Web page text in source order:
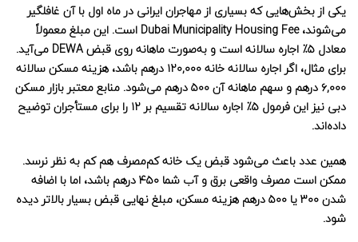
یکی از بخش‌هایی که بسیاری از مهاجران ایرانی در ماه اول با آن غافلگیر
می‌شوند، Dubai Municipality Housing Fee است. این مبلغ معمولاً
معادل ۵٪ اجاره سالانه است و به‌صورت ماهانه روی قبض DEWA می‌آید.
برای مثال، اگر اجاره سالانه خانه ۱۲۰,۰۰۰ درهم باشد، هزینه مسکن سالانه
۶,۰۰۰ درهم و سهم ماهانه آن ۵۰۰ درهم می‌شود. منابع معتبر بازار مسکن
دبی نیز این فرمول ۵٪ اجاره سالانه تقسیم بر ۱۲ را برای مستأجران توضیح
داده‌اند.
همین عدد باعث می‌شود قبض یک خانه کم‌مصرف هم کم به نظر نرسد.
ممکن است مصرف واقعی برق و آب شما ۴۵۰ درهم باشد، اما با اضافه
شدن ۳۰۰ یا ۵۰۰ درهم هزینه مسکن، مبلغ نهایی قبض بسیار بالاتر دیده
شود.